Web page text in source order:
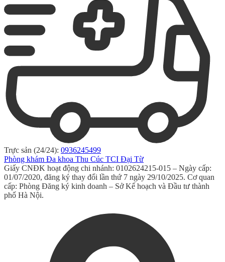
Trực sản (24/24): 0936245499
Phòng khám Đa khoa Thu Cúc TCI Đại Từ
Giấy CNĐK hoạt động chi nhánh: 0102624215-015 – Ngày cấp:
01/07/2020, đăng ký thay đổi lần thứ 7 ngày 29/10/2025. Cơ quan
cấp: Phòng Đăng ký kinh doanh – Sở Kế hoạch và Đầu tư thành
phố Hà Nội.